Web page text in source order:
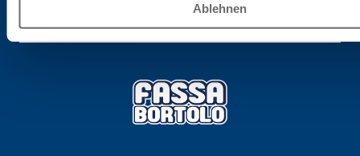
Ablehnen
Bleibe auf dem Laufenden betreffend die letzten Neuheiten von Fassa Bortolo